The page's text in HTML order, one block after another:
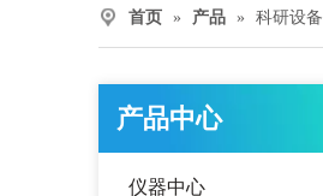
首页 » 产品 » 科研设备
产品中心
仪器中心